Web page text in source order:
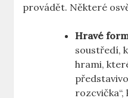
provádět. Některé
Hravé
soustředí,
hrami,